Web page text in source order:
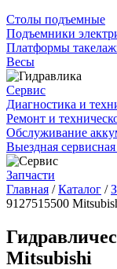
Столы подъемные
Подъемники
Платформы
Весы
Сервис
Диагностика и
Ремонт и
Обслуживание
Выездная
Запчасти
Главная /Каталог /
9127515500
Mitsubishi